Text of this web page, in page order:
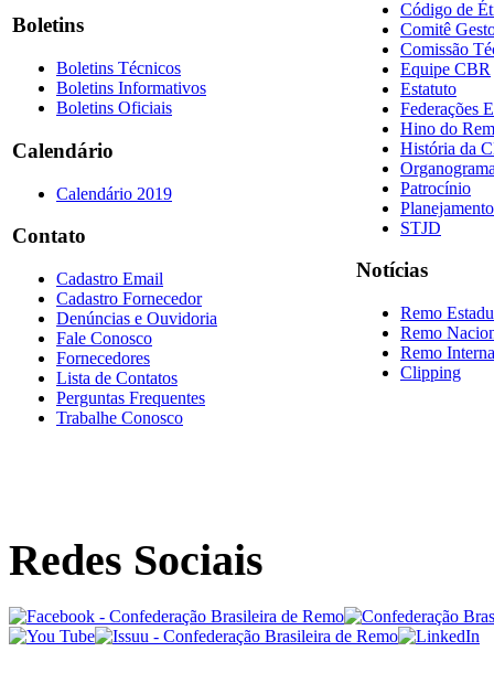
Boletins
Boletins Técnicos
Boletins Informativos
Boletins Oficiais
Calendário
Calendário 2019
Contato
Cadastro Email
Cadastro Fornecedor
Denúncias e Ouvidoria
Fale Conosco
Fornecedores
Lista de Contatos
Perguntas Frequentes
Trabalhe Conosco
Código de
Comitê
Comissão
Equipe CBR
Estatuto
Federações
Hino do
História da
Patrocínio
STJD
Notícias
Remo
Remo
Remo
Clipping
Redes Sociais